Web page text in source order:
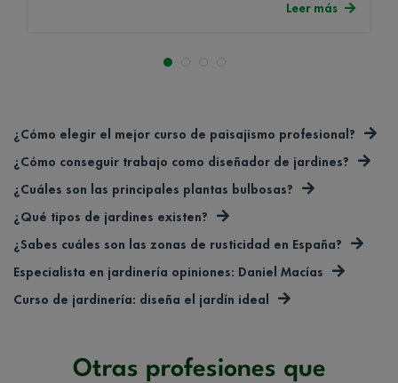
Leer más
¿Cómo elegir el mejor curso de paisajismo profesional?
¿Cómo conseguir trabajo como diseñador de jardines?
¿Cuáles son las principales plantas bulbosas?
¿Qué tipos de jardines existen?
¿Sabes cuáles son las zonas de rusticidad en España?
Especialista en jardinería opiniones: Daniel Macías
Curso de jardinería: diseña el jardín ideal
Otras profesiones que